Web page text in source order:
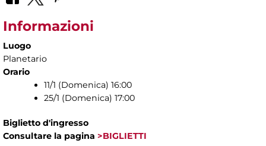
Informazioni
Luogo
Planetario
Orario
11/1 (Domenica) 16:00
25/1 (Domenica) 17:00
Biglietto d'ingresso
Consultare la pagina >BIGLIETTI